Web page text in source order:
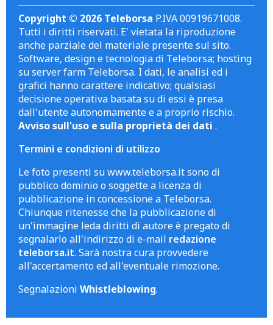
Copyright © 2026 Teleborsa P.IVA 00919671008.
Tutti i diritti riservati. E' vietata la riproduzione
anche parziale del materiale presente sul sito.
Software, design e tecnologia di Teleborsa; hosting
su server farm Teleborsa. I dati, le analisi ed i
grafici hanno carattere indicativo; qualsiasi
decisione operativa basata su di essi è presa
dall'utente autonomamente e a proprio rischio.
Avviso sull'uso e sulla proprietà dei dati .
Termini e condizioni di utilizzo
Le foto presenti su www.teleborsa.it sono di
pubblico dominio o soggette a licenza di
pubblicazione in concessione a Teleborsa.
Chiunque ritenesse che la pubblicazione di
un'immagine leda diritti di autore è pregato di
segnalarlo all'indirizzo di e-mail redazione
teleborsa.it. Sarà nostra cura provvedere
all'accertamento ed all'eventuale rimozione.
Segnalazioni Whistleblowing.